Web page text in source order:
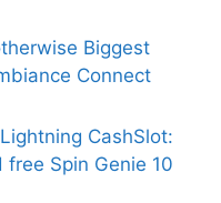
Biggest
Connect
CashSlot:
free Spin Genie 10